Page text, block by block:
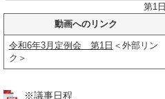
第1日
動画へのリンク
令和6年3月定例会 第1日 ＜外部リン
ク＞
※議事日程